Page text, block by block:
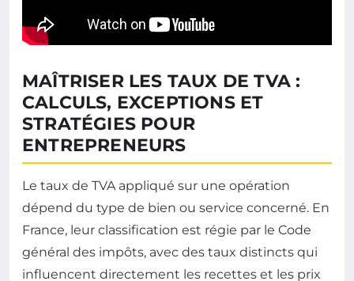
MAÎTRISER LES TAUX DE TVA :
CALCULS, EXCEPTIONS ET
STRATÉGIES POUR
ENTREPRENEURS
Le taux de TVA appliqué sur une opération
dépend du type de bien ou service concerné. En
France, leur classification est régie par le Code
général des impôts, avec des taux distincts qui
influencent directement les recettes et les prix